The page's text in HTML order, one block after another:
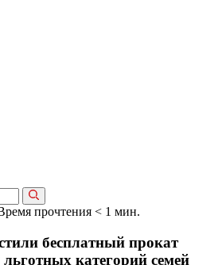
прочтения < 1 мин.
бесплатный прокат
категорий семей